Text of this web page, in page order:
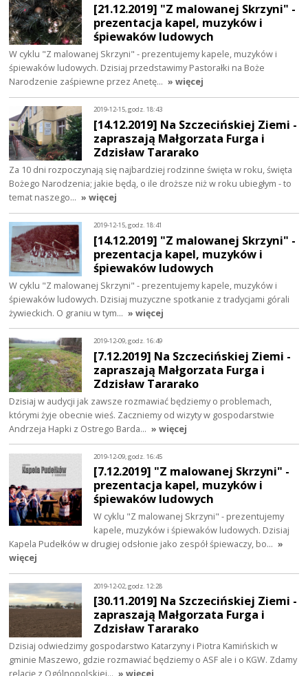
[21.12.2019] "Z malowanej Skrzyni" -
prezentacja kapel, muzyków i
śpiewaków ludowych
W cyklu "Z malowanej Skrzyni" - prezentujemy kapele, muzyków i
śpiewaków ludowych. Dzisiaj przedstawimy Pastorałki na Boże
Narodzenie zaśpiewne przez Anetę… » więcej
2019-12-15, godz. 18:43
[14.12.2019] Na Szczecińskiej Ziemi -
zapraszają Małgorzata Furga i
Zdzisław Tararako
Za 10 dni rozpoczynają się najbardziej rodzinne święta w roku, święta
Bożego Narodzenia; jakie będą, o ile droższe niż w roku ubiegłym - to
temat naszego… » więcej
2019-12-15, godz. 18:41
[14.12.2019] "Z malowanej Skrzyni" -
prezentacja kapel, muzyków i
śpiewaków ludowych
W cyklu "Z malowanej Skrzyni" - prezentujemy kapele, muzyków i
śpiewaków ludowych. Dzisiaj muzyczne spotkanie z tradycjami górali
żywieckich. O graniu w tym… » więcej
2019-12-09, godz. 16:49
[7.12.2019] Na Szczecińskiej Ziemi -
zapraszają Małgorzata Furga i
Zdzisław Tararako
Dzisiaj w audycji jak zawsze rozmawiać będziemy o problemach,
którymi żyje obecnie wieś. Zaczniemy od wizyty w gospodarstwie
Andrzeja Hapki z Ostrego Barda… » więcej
2019-12-09, godz. 16:45
[7.12.2019] "Z malowanej Skrzyni" -
prezentacja kapel, muzyków i
śpiewaków ludowych
W cyklu "Z malowanej Skrzyni" - prezentujemy
kapele, muzyków i śpiewaków ludowych. Dzisiaj
Kapela Pudełków w drugiej odsłonie jako zespół śpiewaczy, bo… »
więcej
2019-12-02, godz. 12:28
[30.11.2019] Na Szczecińskiej Ziemi -
zapraszają Małgorzata Furga i
Zdzisław Tararako
Dzisiaj odwiedzimy gospodarstwo Katarzyny i Piotra Kamińskich w
gminie Maszewo, gdzie rozmawiać będziemy o ASF ale i o KGW. Zdamy
relację z Ogólnopolskiej… » więcej